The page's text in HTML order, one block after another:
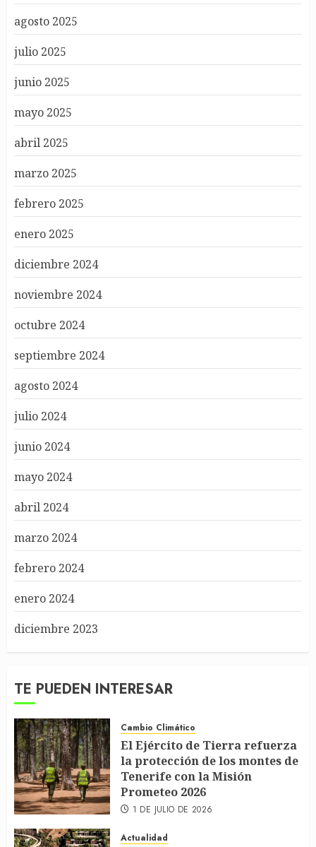
agosto 2025
julio 2025
junio 2025
mayo 2025
abril 2025
marzo 2025
febrero 2025
enero 2025
diciembre 2024
noviembre 2024
octubre 2024
septiembre 2024
agosto 2024
julio 2024
junio 2024
mayo 2024
abril 2024
marzo 2024
febrero 2024
enero 2024
diciembre 2023
TE PUEDEN INTERESAR
Cambio Climático
El Ejército de Tierra refuerza
la protección de los montes de
Tenerife con la Misión
Prometeo 2026
1 DE JULIO DE 2026
Actualidad